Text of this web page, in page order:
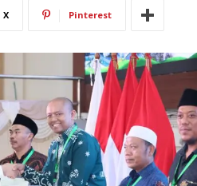
X Pinterest